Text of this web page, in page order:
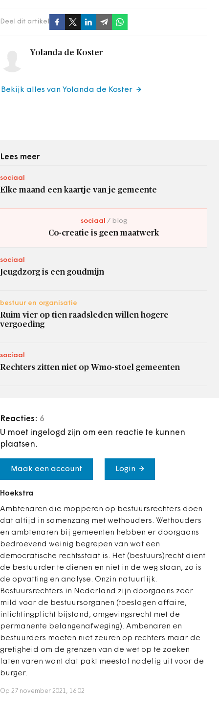
Deel dit artikel
Yolanda de Koster
Bekijk alles van Yolanda de Koster
Lees meer
sociaal
Elke maand een kaartje van je gemeente
sociaal blog
Co-creatie is geen maatwerk
sociaal
Jeugdzorg is een goudmijn
bestuur en organisatie
Ruim vier op tien raadsleden willen hogere
vergoeding
sociaal
Rechters zitten niet op Wmo-stoel gemeenten
Reacties: 6
U moet ingelogd zijn om een reactie te kunnen
plaatsen.
Maak een account Login
Hoekstra
Ambtenaren die mopperen op bestuursrechters doen
dat altijd in samenzang met wethouders. Wethouders
en ambtenaren bij gemeenten hebben er doorgaans
bedroevend weinig begrepen van wat een
democratische rechtsstaat is. Het (bestuurs)recht dient
de bestuurder te dienen en niet in de weg staan, zo is
de opvatting en analyse. Onzin natuurlijk.
Bestuursrechters in Nederland zijn doorgaans zeer
mild voor de bestuursorganen (toeslagen affaire,
inlichtingplicht bijstand, omgevingsrecht met de
permanente belangenafweging). Ambenaren en
bestuurders moeten niet zeuren op rechters maar de
gretigheid om de grenzen van de wet op te zoeken
laten varen want dat pakt meestal nadelig uit voor de
burger.
Op 27 november 2021, 16:02